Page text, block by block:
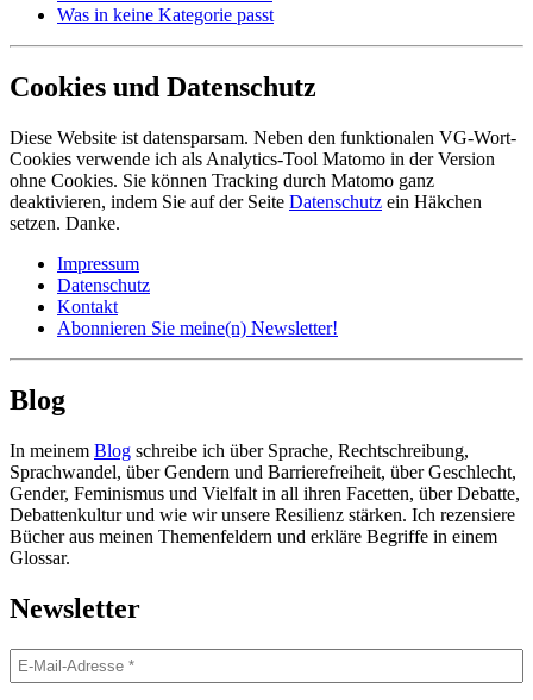
Was in keine Kategorie passt
Cookies und Datenschutz
Diese Website ist datensparsam. Neben den funktionalen VG-Wort-
Cookies verwende ich als Analytics-Tool Matomo in der Version
ohne Cookies. Sie können Tracking durch Matomo ganz
deaktivieren, indem Sie auf der Seite Datenschutz ein Häkchen
setzen. Danke.
Impressum
Datenschutz
Kontakt
Abonnieren Sie meine(n) Newsletter!
Blog
In meinem Blog schreibe ich über Sprache, Rechtschreibung,
Sprachwandel, über Gendern und Barrierefreiheit, über Geschlecht,
Gender, Feminismus und Vielfalt in all ihren Facetten, über Debatte,
Debattenkultur und wie wir unsere Resilienz stärken. Ich rezensiere
Bücher aus meinen Themenfeldern und erkläre Begriffe in einem
Glossar.
Newsletter